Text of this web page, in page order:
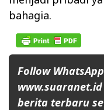
bahagia.
Follow
berita terbaru